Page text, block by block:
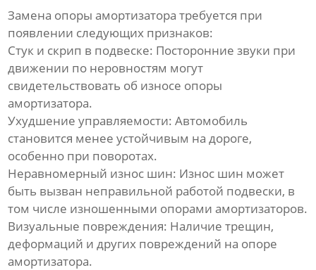
Замена опоры амортизатора требуется при
появлении следующих признаков:
Стук и скрип в подвеске: Посторонние звуки при
движении по неровностям могут
свидетельствовать об износе опоры
амортизатора.
Ухудшение управляемости: Автомобиль
становится менее устойчивым на дороге,
особенно при поворотах.
Неравномерный износ шин: Износ шин может
быть вызван неправильной работой подвески, в
том числе изношенными опорами амортизаторов.
Визуальные повреждения: Наличие трещин,
деформаций и других повреждений на опоре
амортизатора.